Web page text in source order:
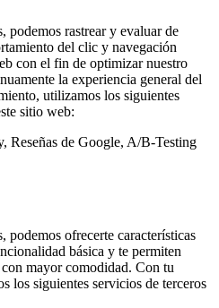
podemos rastrear y evaluar de
del clic y navegación
con el fin de optimizar nuestro
la experiencia general del
utilizamos los siguientes
sitio web:
Reseñas de Google, A/B-Testing
podemos ofrecerte características
básica y te permiten
mayor comodidad. Con tu
los siguientes servicios de terceros